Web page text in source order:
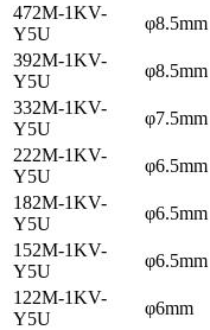
472M-1KV-
Y5U
φ8.5mm
392M-1KV-
Y5U
φ8.5mm
332M-1KV-
Y5U
φ7.5mm
222M-1KV-
Y5U
φ6.5mm
182M-1KV-
Y5U
φ6.5mm
152M-1KV-
Y5U
φ6.5mm
122M-1KV-
Y5U
φ6mm